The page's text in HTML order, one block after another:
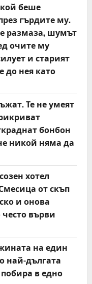
беше
гърдите му.
размаза, шумът
очите му
и старият
до нея като
Те не умеят
бонбон
никой няма да
хотел
от скъп
и онова
върви
на един
най-дългата
в едно